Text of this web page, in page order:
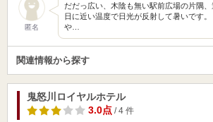
匿名
だだっ広い、木陰も無い駅前広場の片隅
日に近い温度で日光が反射して暑いです
や…
関連情報から探す
鬼怒川ロイヤルホテル
3.0点/ 4 件